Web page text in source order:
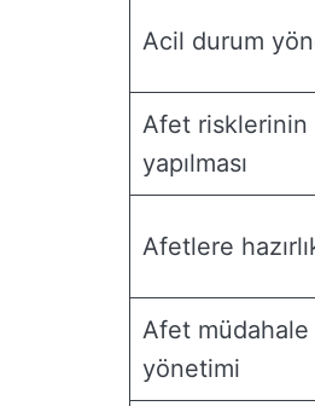
Acil durum
Afet risklerinin
yapılması
Afetlere
Afet
yönetimi